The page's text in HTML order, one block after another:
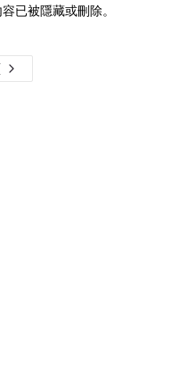
已被隱藏或刪除。